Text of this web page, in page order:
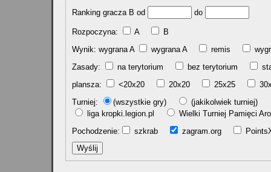
Ranking gracza B od do
Rozpoczyna: A
B
Wynik: wygrana A
wygrana A remis
Zasady:
na terytorium bez terytorium
plansza:
<20x20 20x20 25x25
Turniej:
(wszystkie gry)
(jakikolwiek turniej)
liga kropki.legion.pl
Wielki Turniej Pamięci
Pochodzenie:
szkrab zagram.org